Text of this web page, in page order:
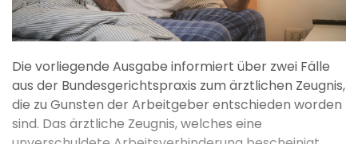
Die vorliegende Ausgabe informiert über zwei Fälle
aus der Bundesgerichtspraxis zum ärztlichen Zeugnis,
die zu Gunsten der Arbeitgeber entschieden worden
sind. Das ärztliche Zeugnis, welches eine